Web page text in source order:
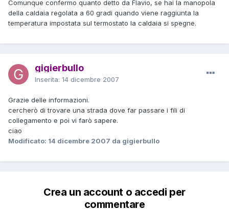
Comunque confermo quanto detto da Flavio, se hai la manopola
della caldaia regolata a 60 gradi quando viene raggiunta la
temperatura impostata sul termostato la caldaia si spegne.
gigierbullo
Inserita: 14 dicembre 2007
Grazie delle informazioni.
cercherò di trovare una strada dove far passare i fili di
collegamento e poi vi farò sapere.
ciao
Modificato: 14 dicembre 2007 da gigierbullo
Crea un account o accedi per
commentare